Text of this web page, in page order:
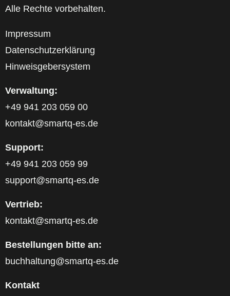
Alle Rechte vorbehalten.
Impressum
Datenschutzerklärung
Hinweisgebersystem
Verwaltung:
+49 941 203 059 00
kontakt@smartq-es.de
Support:
+49 941 203 059 99
support@smartq-es.de
Vertrieb:
kontakt@smartq-es.de
Bestellungen bitte an:
buchhaltung@smartq-es.de
Kontakt